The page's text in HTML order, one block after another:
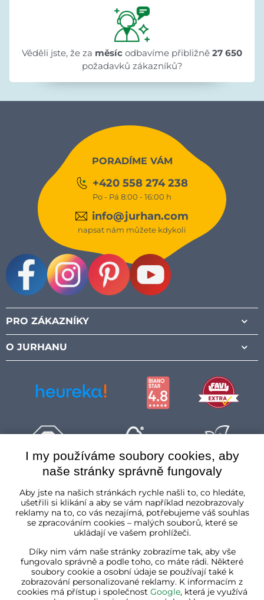
Věděli jste, že za měsíc odbavíme přibližně 27 650
požadavků zákazníků?
PORADÍME VÁM
+420 558 274 238
Po - Pá 8:00 - 16:00 h
info@jurhan.com
napsat nám můžete kdykoli
PRO ZÁKAZNÍKY
O JURHANU
I my používáme soubory cookies, aby
naše stránky správně fungovaly
Aby jste na našich stránkách rychle našli to, co hledáte,
ušetřili si klikání a aby se vám například nezobrazovaly
reklamy na to, co vás nezajímá, potřebujeme váš souhlas
se zpracováním cookies – malých souborů, které se
ukládají ve vašem prohlížeči.
Díky nim vám naše stránky zobrazíme tak, aby vše
fungovalo správně a podle toho, co máte rádi. Některé
soubory cookie a osobní údaje se používají také k
zobrazování personalizované reklamy. K informacím z
cookies má přístup i společnost Google, která je využívá